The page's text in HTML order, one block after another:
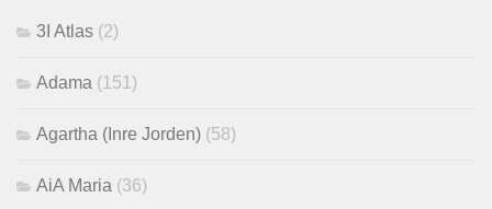
3I Atlas (2)
Adama (151)
Agartha (Inre Jorden) (58)
AiA Maria (36)